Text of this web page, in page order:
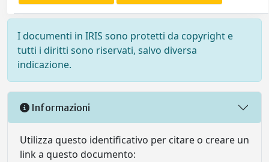
I documenti in IRIS sono protetti da copyright e
tutti i diritti sono riservati, salvo diversa
indicazione.
Informazioni
Utilizza questo identificativo per citare o creare un
link a questo documento: